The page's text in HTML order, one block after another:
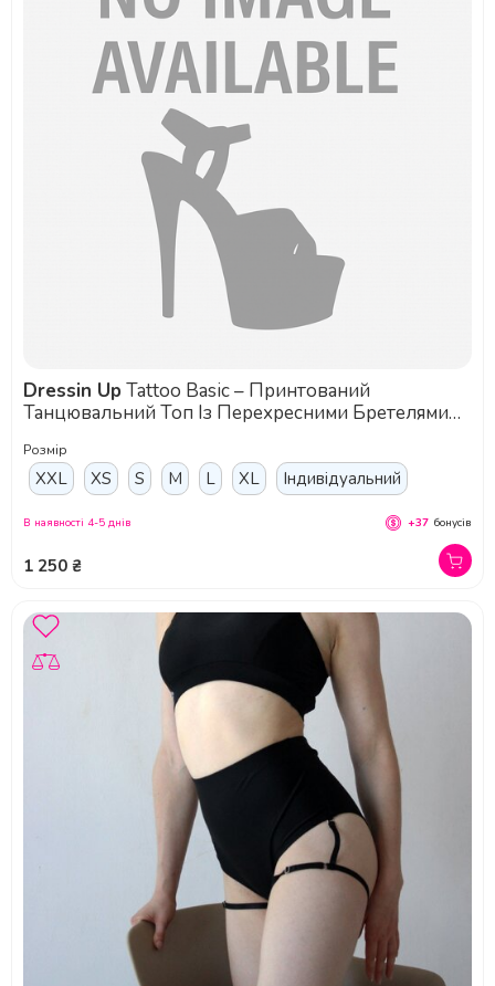
Dressin Up
Танцювальний Топ Із Перехресними Бретелями
Розмір
XXL XS S M L XL Індивідуальний
1 250 ₴
В наявності 4-5 днів +37 бонусів